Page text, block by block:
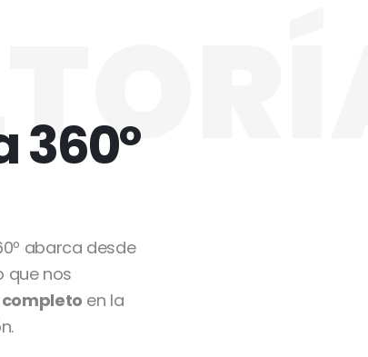
360º
abarca desde
que nos
completo en la